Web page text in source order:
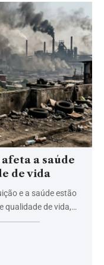
a saúde
de vida
e a saúde estão
qualidade de vida,…